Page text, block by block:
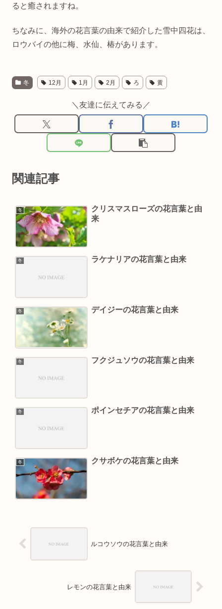
ると癒されますね。
ちなみに、海外の花言葉の由来で紹介した雪中四花は、
ロウバイの他に梅、水仙、椿があります。
冬 12月 1月 2月 ろ 黄
＼友達に伝えてみる／
関連記事
冬
クリスマスローズの花言葉と由
来
冬 ラケナリアの花言葉と由来
冬 デイジーの花言葉と由来
冬 フクジュソウの花言葉と由来
冬 ポインセチアの花言葉と由来
冬 クサボケの花言葉と由来
ルコウソウの花言葉と由来
レモンの花言葉と由来